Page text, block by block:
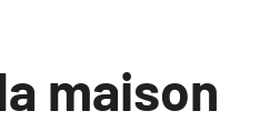
maison